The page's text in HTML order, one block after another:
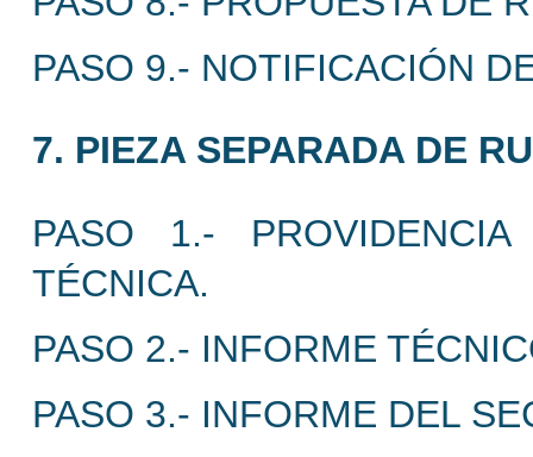
PASO 9.- NOTIFICACIÓN
7. PIEZA SEPARADA DE
PASO 1.-
TÉCNICA.
PASO 2.- INFORME
PASO 3.- INFORME DEL